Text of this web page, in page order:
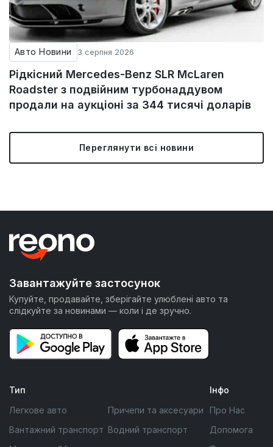
Авто Новини 3 серпня 2026
Рідкісний Mercedes-Benz SLR McLaren
Roadster з подвійним турбонаддувом
продали на аукціоні за 344 тисячі доларів
Переглянути всі новини
Завантажуйте застосунок
Купуйте, продавайте, зберігайте улюблені авто та
слідкуйте за новинами — коли і де зручно.
Тип
Легкове авто
Вантажний транспорт
Причепи та аксесуари
Водний транспорт
Інфо
Про Нас
Допомога